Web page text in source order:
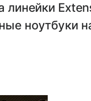
линейки
ноутбуки